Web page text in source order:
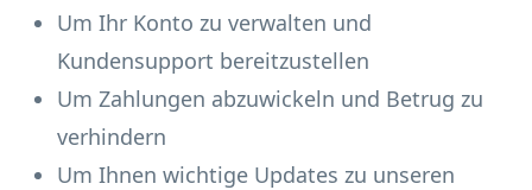
Um Ihr Konto zu verwalten und
Kundensupport bereitzustellen
Um Zahlungen abzuwickeln und Betrug zu
verhindern
Um Ihnen wichtige Updates zu unseren